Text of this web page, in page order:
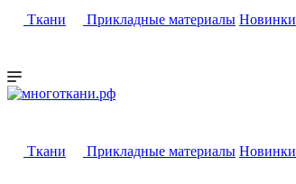
Ткани Прикладные материалы Новинки
Ткани Прикладные материалы Новинки